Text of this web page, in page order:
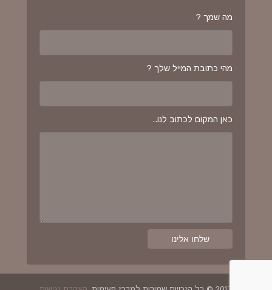
מה שמך ?
מהי כתובת המייל שלך ?
כאן המקום לכתוב לנו..